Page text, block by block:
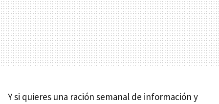
Y si quieres una ración semanal de información y